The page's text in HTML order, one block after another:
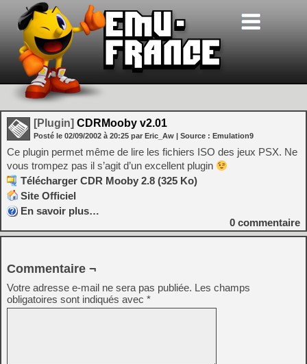
[Plugin] CDRMooby v2.01
Posté le 02/09/2002 à 20:25 par Eric_Aw | Source : Emulation9
Ce plugin permet même de lire les fichiers ISO des jeux PSX. Ne
vous trompez pas il s’agit d’un excellent plugin
Télécharger CDR Mooby 2.8 (325 Ko)
Site Officiel
En savoir plus…
0 commentaire
Commentaire ¬
Votre adresse e-mail ne sera pas publiée. Les champs
obligatoires sont indiqués avec *